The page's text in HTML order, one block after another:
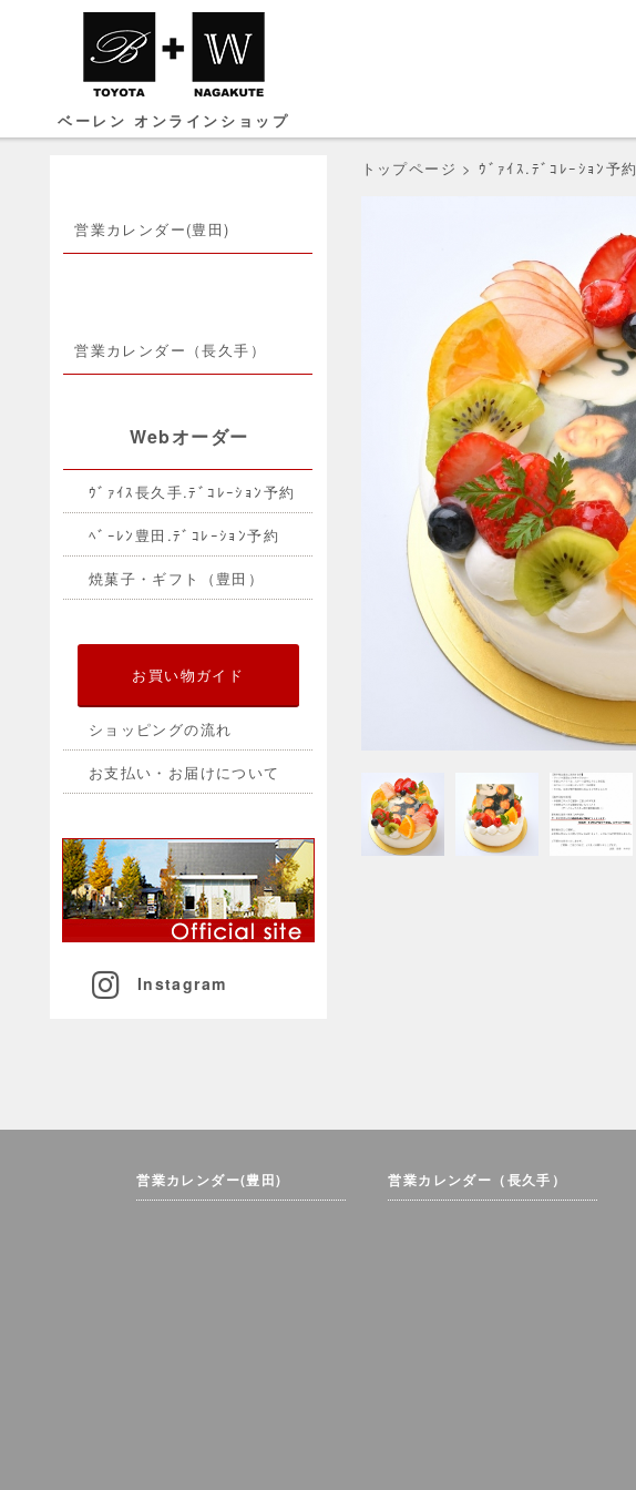
ベーレン オンラインショップ
営業カレンダー(豊田)
営業カレンダー（長久手）
Webオーダー
ｳﾞｧｲｽ長久手.ﾃﾞｺﾚｰｼｮﾝ予約
ﾍﾞｰﾚﾝ豊田.ﾃﾞｺﾚｰｼｮﾝ予約
焼菓子・ギフト（豊田）
お買い物ガイド
ショッピングの流れ
お支払い・お届けについて
Instagram
トップページ > ｳﾞｧｲｽ.ﾃﾞｺﾚｰｼｮﾝ予約
営業カレンダー(豊田) 営業カレンダー（長久手）